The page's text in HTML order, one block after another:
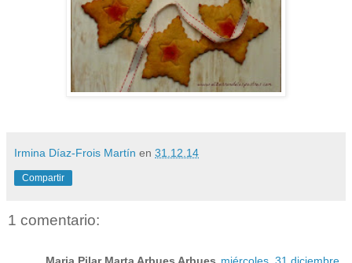
Irmina Díaz-Frois Martín en 31.12.14
Compartir
1 comentario: